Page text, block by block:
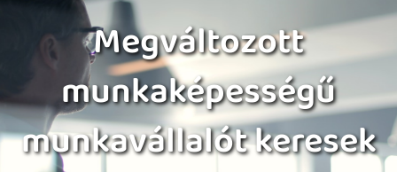
Megváltozott
munkaképességű
​​​​​​​munkavállalót keresek